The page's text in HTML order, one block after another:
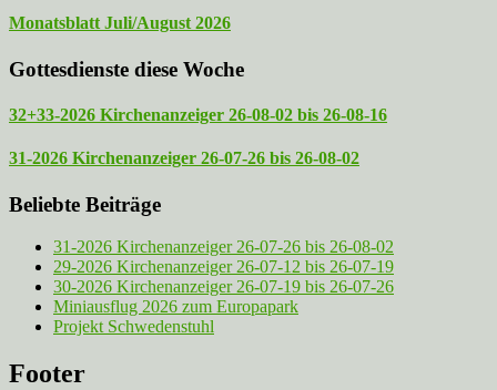
Monatsblatt Juli/August 2026
Gottesdienste diese Woche
32+33-2026 Kirchenanzeiger 26-08-02 bis 26-08-16
31-2026 Kirchenanzeiger 26-07-26 bis 26-08-02
Beliebte Beiträge
31-2026 Kirchenanzeiger 26-07-26 bis 26-08-02
29-2026 Kirchenanzeiger 26-07-12 bis 26-07-19
30-2026 Kirchenanzeiger 26-07-19 bis 26-07-26
Miniausflug 2026 zum Europapark
Projekt Schwedenstuhl
Footer